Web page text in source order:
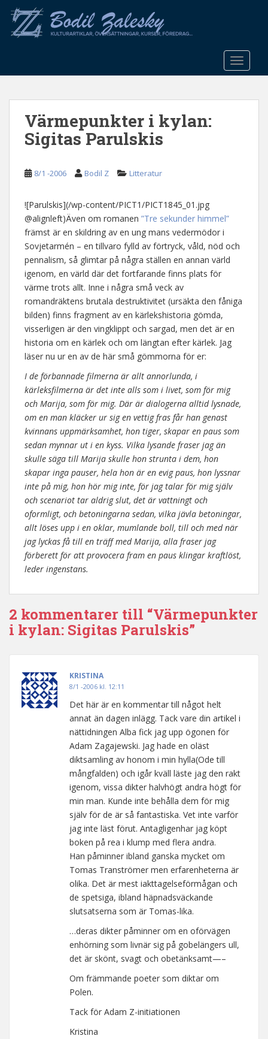
o
Värmepunkter i kylan:
Sigitas Parulskis
8/1 -2006 Bodil Z Litteratur
![Parulskis](/wp-content/PICT1/PICT1845_01.jpg
@alignleft)Även om romanen ”Tre sekunder himmel”
främst är en skildring av en ung mans vedermödor i
Sovjetarmén – en tillvaro fylld av förtryck, våld, nöd och
pennalism, så glimtar på några ställen en annan värld
igenom, en värld där det fortfarande finns plats för
värme trots allt. Inne i några små veck av
romandräktens brutala destruktivitet (ursäkta den fåniga
bilden) finns fragment av en kärlekshistoria gömda,
visserligen är den vingklippt och sargad, men det är en
historia om en kärlek och om längtan efter kärlek. Jag
läser nu ur en av de här små gömmorna för er:
I de förbannade filmerna är allt annorlunda, i
kärleksfilmerna är det inte alls som i livet, som för mig
och Marija, som för mig. Där är dialogerna alltid lysnade,
om en man kläcker ur sig en vettig fras får han genast
kvinnans uppmärksamhet, hon tiger, skapar en paus som
sedan mynnar ut i en kyss. Vilka lysande fraser jag än
skulle säga till Marija skulle hon strunta i dem, hon
skapar inga pauser, hela hon är en evig paus, hon lyssnar
inte på mig, hon hör mig inte, för jag talar för mig själv
och scenariot tar aldrig slut, det är vattningt och
oformligt, och betoningarna sedan, vilka jävla betoningar,
allt löses upp i en oklar, mumlande boll, till och med när
jag lyckas få till en träff med Marija, alla fraser jag
förberett för att provocera fram en paus klingar kraftlöst,
leder ingenstans.
2 kommentarer till “Värmepunkter
i kylan: Sigitas Parulskis”
KRISTINA
8/1 -2006 kl. 12:11
Det här är en kommentar till något helt
annat än dagen inlägg. Tack vare din artikel i
nättidningen Alba fick jag upp ögonen för
Adam Zagajewski. Jag hade en oläst
diktsamling av honom i min hylla(Ode till
mångfalden) och igår kväll läste jag den rakt
igenom, vissa dikter halvhögt andra högt för
min man. Kunde inte behålla dem för mig
själv för de är så fantastiska. Vet inte varför
jag inte läst förut. Antagligenhar jag köpt
boken på rea i klump med flera andra.
Han påminner ibland ganska mycket om
Tomas Tranströmer men erfarenheterna är
olika. Det är mest iakttagelseförmågan och
de spetsiga, ibland häpnadsväckande
slutsatserna som är Tomas-lika.
…deras dikter påminner om en oförvägen
enhörning som livnär sig på gobelängers ull,
det är skönt, svagt och obetänksamt—–
Om främmande poeter som diktar om
Polen.
Tack för Adam Z-initiationen
Kristina